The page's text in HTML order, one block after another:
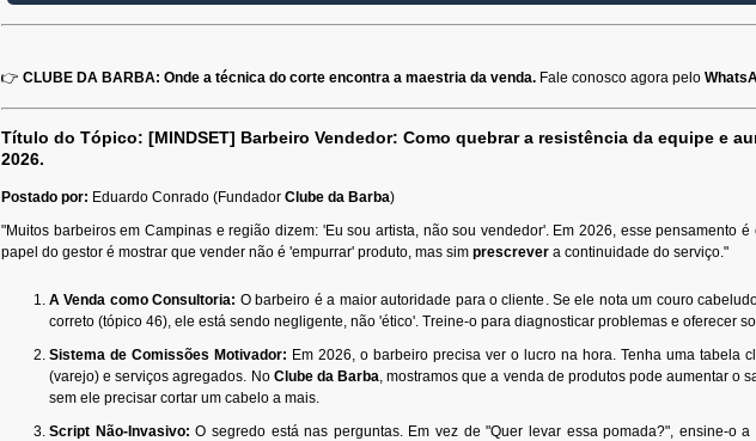
👉 CLUBE DA BARBA: Onde a técnica do corte encontra a maestria da venda. Fale conosco agora pelo
Título do Tópico: [MINDSET] Barbeiro Vendedor: Como quebrar a resistência da equipe e
2026.
Postado por: Eduardo Conrado (Fundador Clube da Barba)
"Muitos barbeiros em Campinas e região dizem: 'Eu sou artista, não sou vendedor'. Em 2026, esse pensamento
papel do gestor é mostrar que vender não é 'empurrar' produto, mas sim prescrever a continuidade do serviço."
A Venda como Consultoria: O barbeiro é a maior autoridade para o cliente. Se ele nota um couro
correto (tópico 46), ele está sendo negligente, não 'ético'. Treine-o para diagnosticar problemas e oferecer
Sistema de Comissões Motivador: Em 2026, o barbeiro precisa ver o lucro na hora. Tenha uma tabela
(varejo) e serviços agregados. No Clube da Barba , mostramos que a venda de produtos pode aumentar o
sem ele precisar cortar um cabelo a mais.
Script Não-Invasivo: O segredo está nas perguntas. Em vez de "Quer levar essa pomada?", ensine-o a